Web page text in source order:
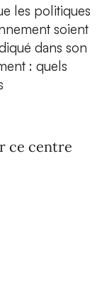
les politiques
soient
dans son
: quels
ce centre